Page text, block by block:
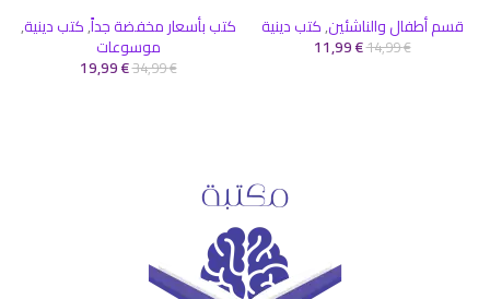
قسم أطفال والناشئين,كتب دينية
14,99€
11,99€
كتب بأسعار مخفضة جداً,كتب دينية,
موسوعات
34,99€
19,99€